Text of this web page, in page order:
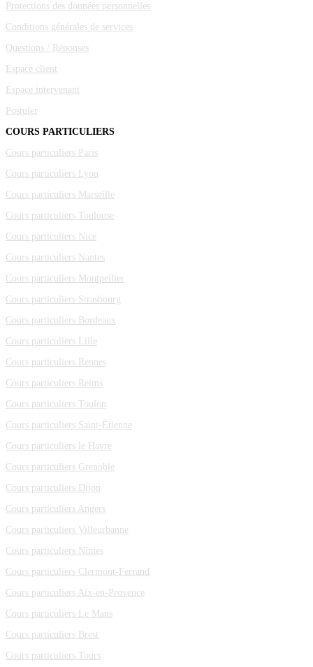
Protections des données personnelles
Conditions générales de services
Questions / Réponses
Espace client
Espace intervenant
Postuler
COURS PARTICULIERS
Cours particuliers Paris
Cours particuliers Lyon
Cours particuliers Marseille
Cours particuliers Toulouse
Cours particuliers Nice
Cours particuliers Nantes
Cours particuliers Montpellier
Cours particuliers Strasbourg
Cours particuliers Bordeaux
Cours particuliers Lille
Cours particuliers Rennes
Cours particuliers Reims
Cours particuliers Toulon
Cours particuliers Saint-Étienne
Cours particuliers le Havre
Cours particuliers Grenoble
Cours particuliers Dijon
Cours particuliers Angers
Cours particuliers Villeurbanne
Cours particuliers Nîmes
Cours particuliers Clermont-Ferrand
Cours particuliers Aix-en-Provence
Cours particuliers Le Mans
Cours particuliers Brest
Cours particuliers Tours